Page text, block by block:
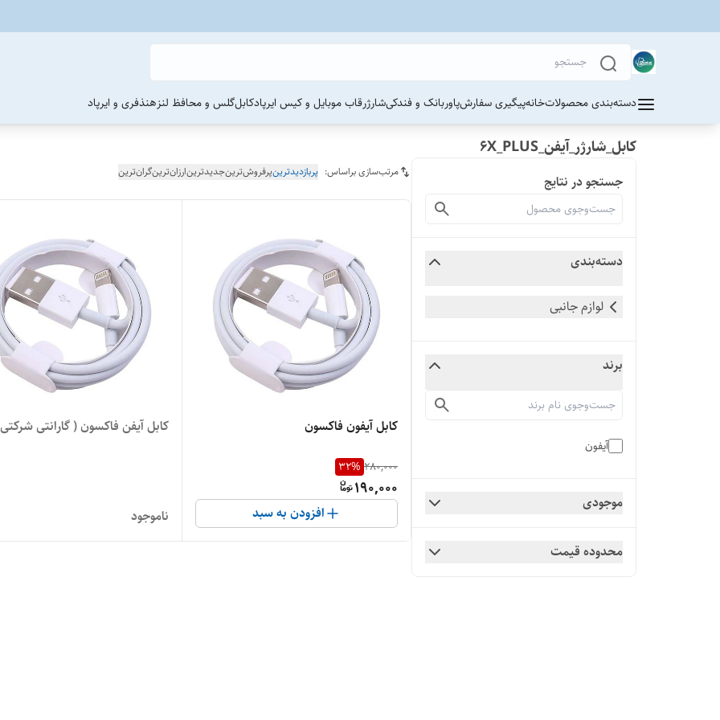
دسته‌بندی محصولاتخانهپیگیری سفارشپاوربانک و فندکیشارژرقاب موبایل و کیس ایرپادکابلگلس و محافظ لنزهنذفری و ایرپاد
کابل_شارژر_آیفن_6X_PLUS
جستجو در نتایج
دسته‌بندی
لوازم جانبی
برند
آیفون
موجودی
محدوده قیمت
مرتب‌سازی براساس: پربازدیدترینپرفروش‌ترینجدیدترینارزان‌ترینگران‌ترین
کابل آیفون فاکسون
280,000
32%
190,000
افزودن به سبد
کابل آیفن فاکسون ( گارانتی
ناموجود